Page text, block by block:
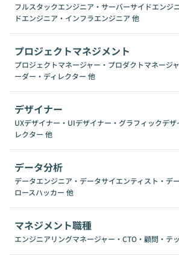
フルスタックエンジニア・サーバーサイドエンジ
ドエンジニア・インフラエンジニア 他
プロジェクトマネジメント
プロジェクトマネージャー・プロダクトマネージ
ーダー・ディレクター 他
デザイナー
UXデザイナー・UIデザイナー・グラフィックデザ
レクター 他
データ分析
データエンジニア・データサイエンティスト・デ
ロースハッカー 他
マネジメント職種
エンジニアリングマネージャー・CTO・顧問・テ